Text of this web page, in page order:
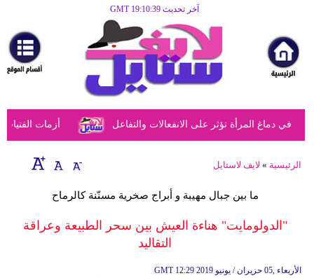
آخر تحديث GMT 19:10:39
مرأة
أزياء
أزياء
إسلامية
صحة
أزمات الفتيات المرأة تؤثر على الانفعالات والتفاعل
الرئيسية » لايف لاستايل
ما بين جبال مهيبة و أبراج صخرية مسنّنة كالرماح
"الدولومايت" هناءة العيش بين سحر الطبيعة وعراقة
التقاليد
GMT 12:29 2019 الأربعاء ,05 حزيران / يونيو